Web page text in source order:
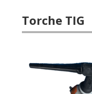
Torche TIG